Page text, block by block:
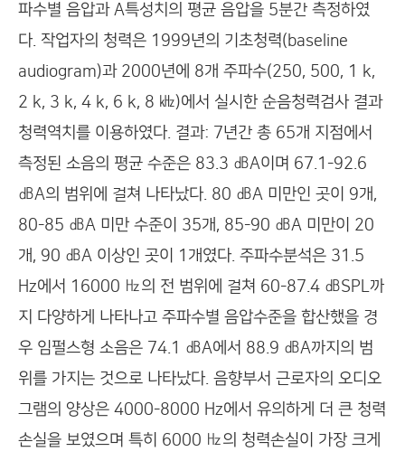
파수별 음압과 A특성치의 평균 음압을 5분간 측정하였
다. 작업자의 청력은 1999년의 기초청력(baseline
audiogram)과 2000년에 8개 주파수(250, 500, 1 k,
2 k, 3 k, 4 k, 6 k, 8 ㎑)에서 실시한 순음청력검사 결과
청력역치를 이용하였다. 결과: 7년간 총 65개 지점에서
측정된 소음의 평균 수준은 83.3 ㏈A이며 67.1-92.6
㏈A의 범위에 걸쳐 나타났다. 80 ㏈A 미만인 곳이 9개,
80-85 ㏈A 미만 수준이 35개, 85-90 ㏈A 미만이 20
개, 90 ㏈A 이상인 곳이 1개였다. 주파수분석은 31.5
Hz에서 16000 ㎐의 전 범위에 걸쳐 60-87.4 ㏈SPL까
지 다양하게 나타나고 주파수별 음압수준을 합산했을 경
우 임펄스형 소음은 74.1 ㏈A에서 88.9 ㏈A까지의 범
위를 가지는 것으로 나타났다. 음향부서 근로자의 오디오
그램의 양상은 4000-8000 Hz에서 유의하게 더 큰 청력
손실을 보였으며 특히 6000 ㎐의 청력손실이 가장 크게